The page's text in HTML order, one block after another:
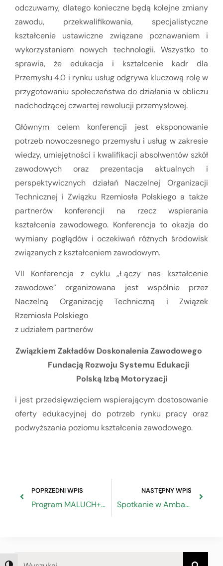
odczuwamy, dlatego konieczne będą kolejne zmiany
zawodu, przekwalifikowania, specjalistyczne
kształcenie ustawiczne związane poznawaniem i
wykorzystaniem nowych technologii. Wszystko to
sprawia, że edukacja i kształcenie kadr dla
Przemysłu 4.0 i rynku usług odgrywa kluczową rolę w
przygotowaniu społeczeństwa do działania w obliczu
nadchodzącej czwartej rewolucji przemysłowej.
Głównym celem konferencji jest eksponowanie
potrzeb nowoczesnego przemysłu i usług w zakresie
wiedzy, umiejętności i kwalifikacji absolwentów szkół
zawodowych oraz prezentacja aktualnych i
perspektywicznych działań Naczelnej Organizacji
Technicznej i Związku Rzemiosła Polskiego a także
partnerów konferencji na rzecz wspierania
kształcenia zawodowego. Konferencja to okazja do
wymiany poglądów i oczekiwań różnych środowisk
związanych z kształceniem zawodowym.
VII Konferencja z cyklu „Łączy nas kształcenie
zawodowe” organizowana jest wspólnie przez
Naczelną Organizację Techniczną i Związek
Rzemiosła Polskiego
z udziałem partnerów
Związkiem Zakładów Doskonalenia Zawodowego
Fundacją Rozwoju Systemu Edukacji
Polską Izbą Motoryzacji
i jest przedsięwzięciem wspierającym dostosowanie
oferty edukacyjnej do potrzeb rynku pracy oraz
podwyższania poziomu kształcenia zawodowego.
POPRZEDNI WPIS
Program MALUCH+ 2020
NASTĘPNY WPIS
Spotkanie w Ambasadzie Zjednoczonego Królestwa Wielkiej Brytanii i Irlandii Północnej ws. brexitu